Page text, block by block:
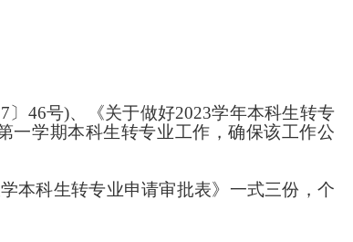
〕46号)、《关于做好2023学年本科生转专
一学期本科生转专业工作，确保该工作公
本科生转专业申请审批表》 一式三份，个